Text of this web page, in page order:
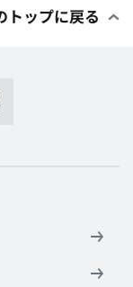
トップに戻る